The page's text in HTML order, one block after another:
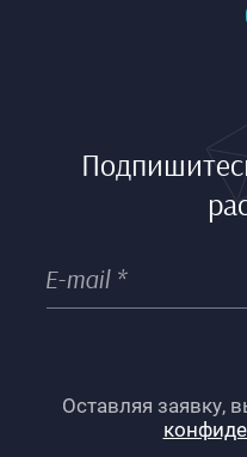
Оставляя заявку,